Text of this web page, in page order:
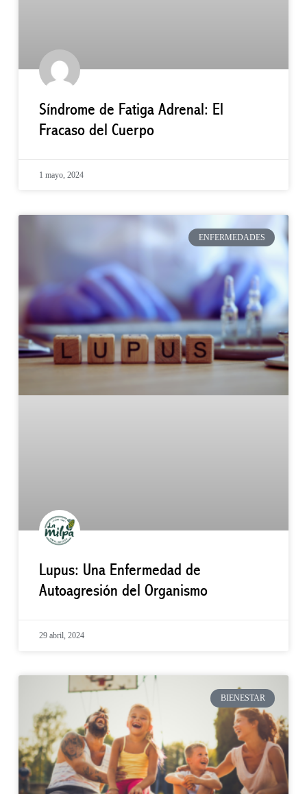
Síndrome de Fatiga Adrenal: El
Fracaso del Cuerpo
1 mayo, 2024
ENFERMEDADES
Lupus: Una Enfermedad de
Autoagresión del Organismo
29 abril, 2024
BIENESTAR